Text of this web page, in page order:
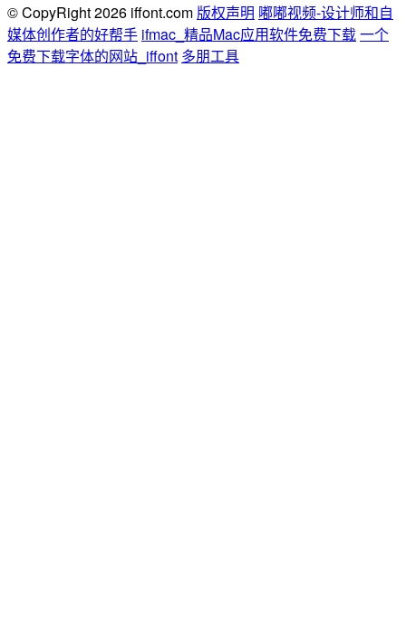
© CopyRight 2026 iffont.com 版权声明 嘟嘟视频-设计师和自
媒体创作者的好帮手 ifmac_精品Mac应用软件免费下载一个
免费下载字体的网站_iffont 多朋工具